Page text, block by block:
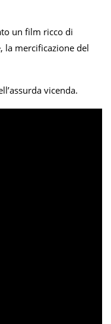
un film ricco di
la mercificazione del
vicenda.